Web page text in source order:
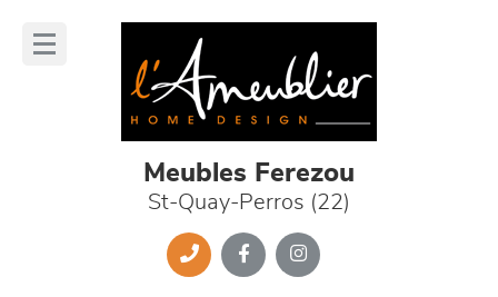
Meubles Ferezou
St-Quay-Perros (22)